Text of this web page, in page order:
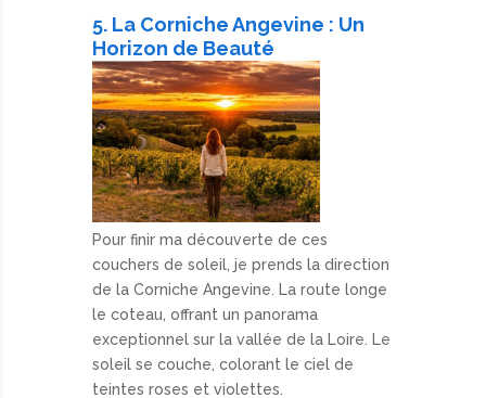
5. La Corniche Angevine : Un
Horizon de Beauté
Pour finir ma découverte de ces
couchers de soleil, je prends la direction
de la Corniche Angevine. La route longe
le coteau, offrant un panorama
exceptionnel sur la vallée de la Loire. Le
soleil se couche, colorant le ciel de
teintes roses et violettes.